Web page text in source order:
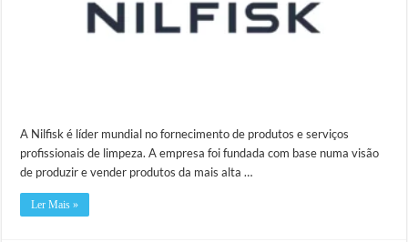
A Nilfisk é líder mundial no fornecimento de produtos e serviços
profissionais de limpeza. A empresa foi fundada com base numa visão
de produzir e vender produtos da mais alta …
Ler Mais »